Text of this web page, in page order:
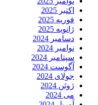
اکتبر 2025
فوریه 2025
ژانویه 2025
دسامبر 2024
نوامبر 2024
سپتامبر 2024
آگوست 2024
جولای 2024
ژوئن 2024
می 2024